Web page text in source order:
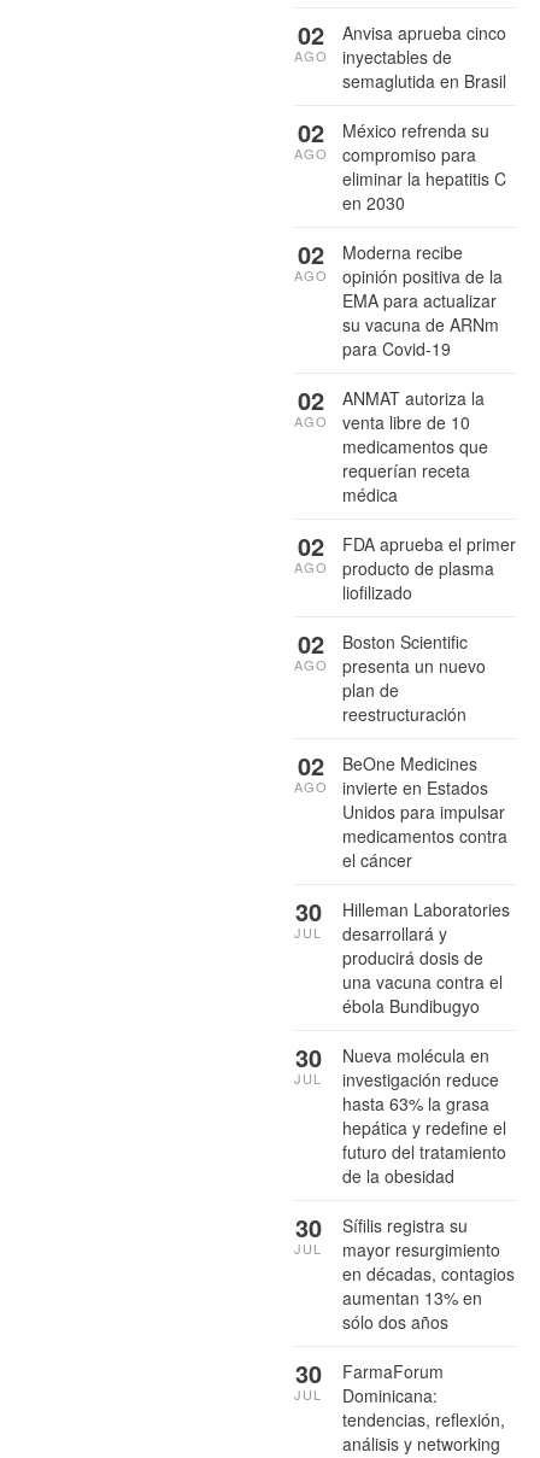
Anvisa aprueba cinco
inyectables de
semaglutida en Brasil
02
AGO
México refrenda su
compromiso para
eliminar la hepatitis C
en 2030
02
AGO
Moderna recibe
opinión positiva de la
EMA para actualizar
su vacuna de ARNm
para Covid-19
02
AGO
ANMAT autoriza la
venta libre de 10
medicamentos que
requerían receta
médica
02
AGO
FDA aprueba el primer
producto de plasma
liofilizado
02
AGO
Boston Scientific
presenta un nuevo
plan de
reestructuración
02
AGO
BeOne Medicines
invierte en Estados
Unidos para impulsar
medicamentos contra
el cáncer
02
AGO
Hilleman Laboratories
desarrollará y
producirá dosis de
una vacuna contra el
ébola Bundibugyo
30
JUL
Nueva molécula en
investigación reduce
hasta 63% la grasa
hepática y redefine el
futuro del tratamiento
de la obesidad
30
JUL
Sífilis registra su
mayor resurgimiento
en décadas, contagios
aumentan 13% en
sólo dos años
30
JUL
FarmaForum
Dominicana:
tendencias, reflexión,
análisis y networking
30
JUL